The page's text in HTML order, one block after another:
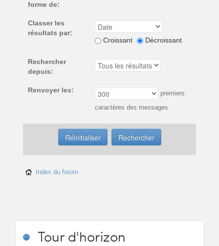
forme de:
Classer les
résultats par:
Croissant
Décroissant
Rechercher
depuis:
Renvoyer les: premiers
caractères des messages
Index du forum
Tourd'horizon